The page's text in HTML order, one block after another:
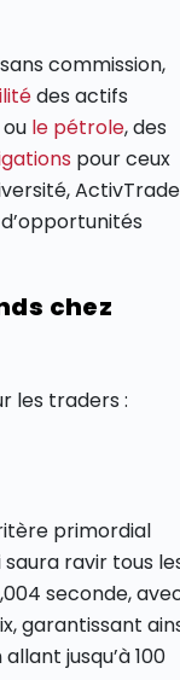
sans commission,
des actifs
le pétrole, des
pour ceux
chez
les traders :
primordial
ravir tous
seconde,
garantissant
jusqu’à 100